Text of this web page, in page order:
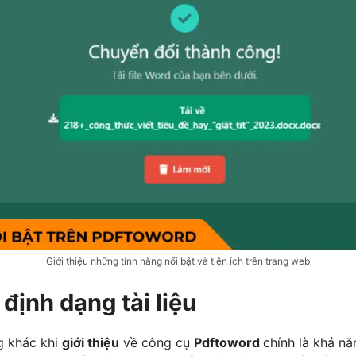
Giới thiệu những tính năng nổi bật và tiện ích trên trang web
dạng tài liệu
khác khi giới thiệu về công cụ Pdftoword chính là khả